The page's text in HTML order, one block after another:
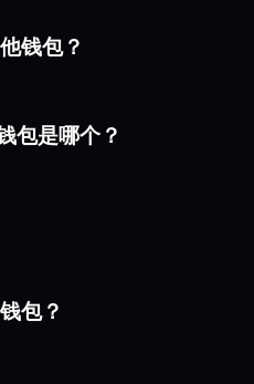
钱包？
包是哪个？
包？